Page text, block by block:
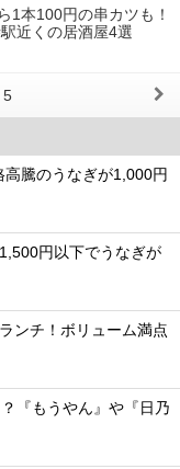
1本100円の串カツも！
近くの居酒屋4選
5
高騰のうなぎが1,000円
円以下でうなぎが
ンチ！ボリューム満点
『もうやん』や『日乃